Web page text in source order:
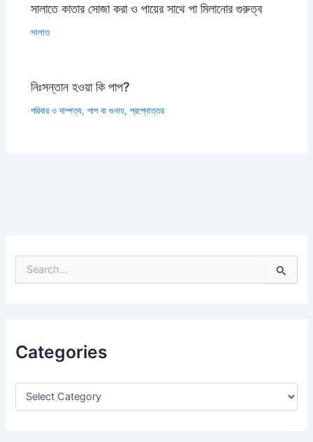
সালাতে কাতার সোজা করা ও পায়ের সাথে পা মিলানোর গুরুত্ব
সালাত
নিঃসন্তান হওয়া কি পাপ?
পরিবার ও দাম্পত্য,পাপ বা গুনাহ,প্রশ্নোত্তর
e
f
r
Categories